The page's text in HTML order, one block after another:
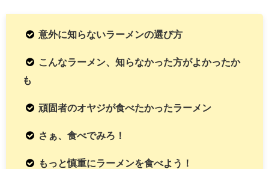
意外に知らないラーメンの選び方
こんなラーメン、知らなかった方がよかったか
も
頑固者のオヤジが食べたかったラーメン
さぁ、食べでみろ！
もっと慎重にラーメンを食べよう！